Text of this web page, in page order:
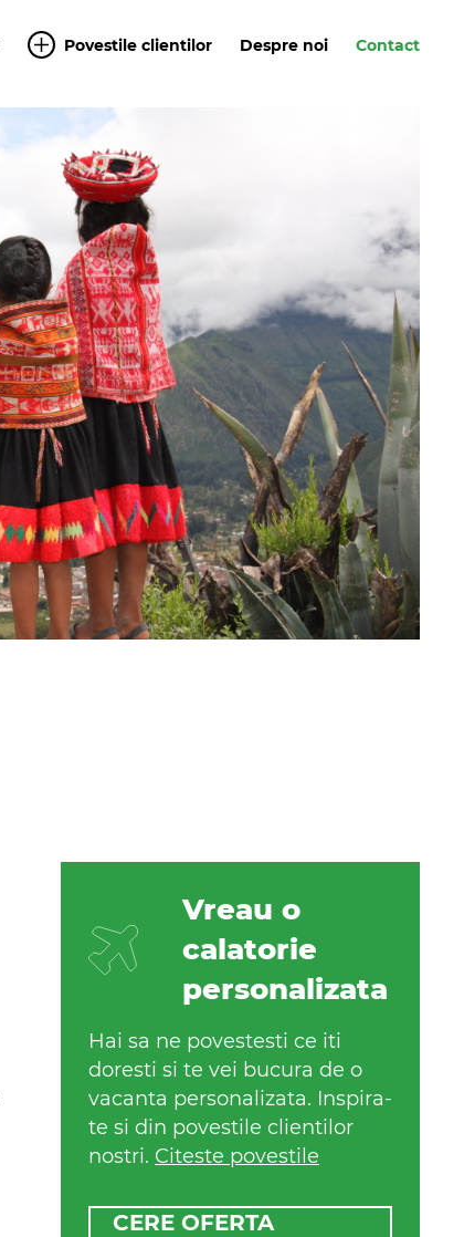
Povestile clientilor Despre noi Contact
Vreau o
calatorie
personalizata
Hai sa ne povestesti ce iti
doresti si te vei bucura de o
vacanta personalizata. Inspira-
te si din povestile clientilor
nostri. Citeste povestile
CERE OFERTA